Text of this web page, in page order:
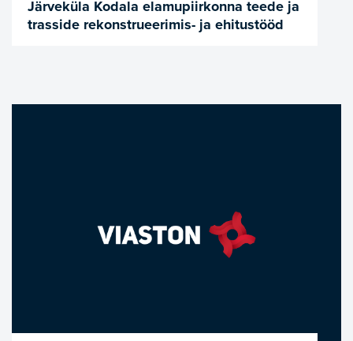
Järveküla Kodala elamupiirkonna teede ja
trasside rekonstrueerimis- ja ehitustööd